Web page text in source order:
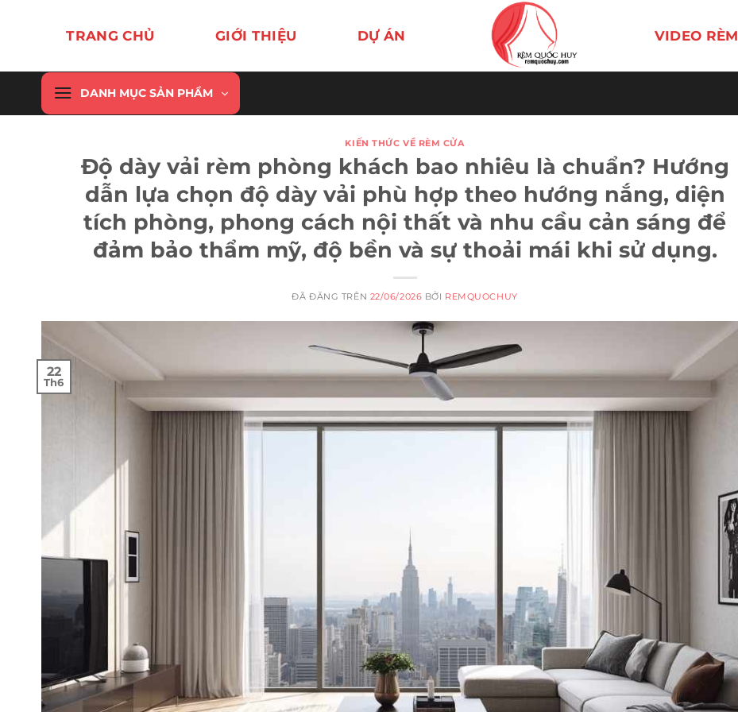
dung
TRANG CHỦ GIỚI THIỆU DỰ ÁN VIDEO RÈM
DANH MỤC SẢN PHẨM
KIẾN THỨC VỀ RÈM CỬA
Độ dày vải rèm phòng khách bao nhiêu là chuẩn? Hướng
dẫn lựa chọn độ dày vải phù hợp theo hướng nắng, diện
tích phòng, phong cách nội thất và nhu cầu cản sáng để
đảm bảo thẩm mỹ, độ bền và sự thoải mái khi sử dụng.
ĐÃ ĐĂNG TRÊN 22/06/2026 BỞI REMQUOCHUY
22
Th6